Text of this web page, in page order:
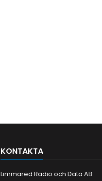
KONTAKTA
Limmared Radio och Data AB